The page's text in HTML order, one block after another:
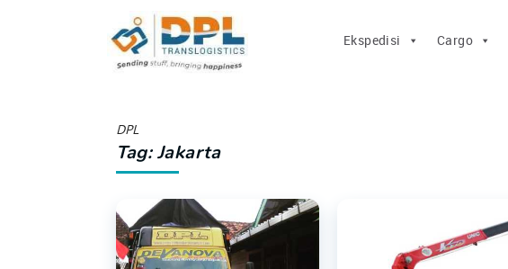
Ekspedisi Cargo
DPL
Tag: Jakarta